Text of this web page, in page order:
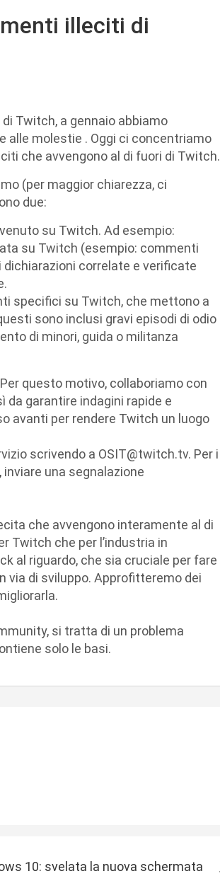
illeciti di
Twitch, a gennaio abbiamo
alle molestie . Oggi ci concentriamo
che avvengono al di fuori di Twitch.
(per maggior chiarezza, ci
due:
su Twitch. Ad esempio:
su Twitch (esempio: commenti
correlate e verificate
specifici su Twitch, che mettono a
sono inclusi gravi episodi di odio
di minori, guida o militanza
questo motivo, collaboriamo con
garantire indagini rapide e
avanti per rendere Twitch un luogo
scrivendo a OSIT@twitch.tv. Per i
una segnalazione
che avvengono interamente al di
Twitch che per l’industria in
al riguardo, che sia cruciale per fare
via di sviluppo. Approfitteremo dei
si tratta di un problema
solo le basi.
10: svelata la nuova schermata